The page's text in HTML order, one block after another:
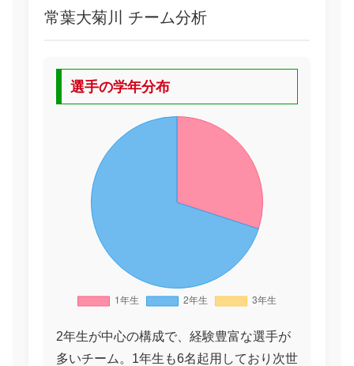
常葉大菊川 チーム分析
選手の学年分布
2年生が中心の構成で、経験豊富な選手が
多いチーム。1年生も6名起用しており次世